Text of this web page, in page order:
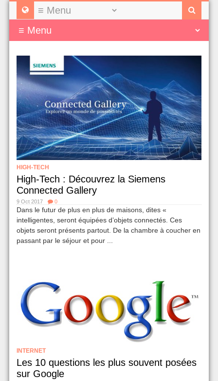
HIGH-TECH
High-Tech : Découvrez la Siemens
Connected Gallery
9 Oct 2017 0
Dans le futur de plus en plus de maisons, dites «
intelligentes, seront équipées d’objets connectés. Ces
objets seront présents partout. De la chambre à coucher en
passant par le séjour et pour ...
INTERNET
Les 10 questions les plus souvent posées
sur Google